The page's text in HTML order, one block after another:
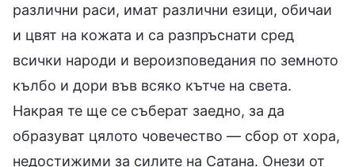
различни раси, имат различни езици, обичаи
и цвят на кожата и са разпръснати сред
всички народи и вероизповедания по земното
кълбо и дори във всяко кътче на света.
Накрая те ще се съберат заедно, за да
образуват цялото човечество — сбор от хора,
недостижими за силите на Сатана. Онези от